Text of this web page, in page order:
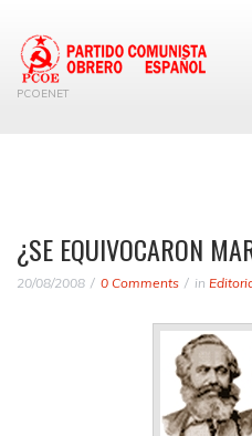
PCOENET
¿SE EQUIVOCARON
20/08/2008 0 Comments in